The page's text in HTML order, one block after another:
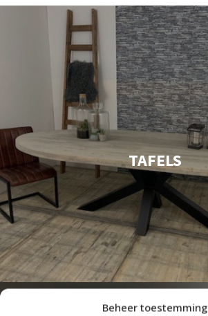
Beheer toestemming
TAFELS